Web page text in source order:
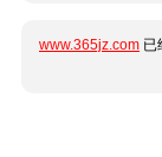
www.365jz.com 已